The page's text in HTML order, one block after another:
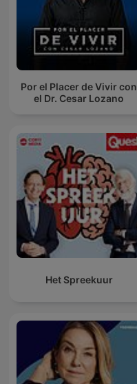
Por el Placer de Vivir con
el Dr. Cesar Lozano
Het Spreekuur